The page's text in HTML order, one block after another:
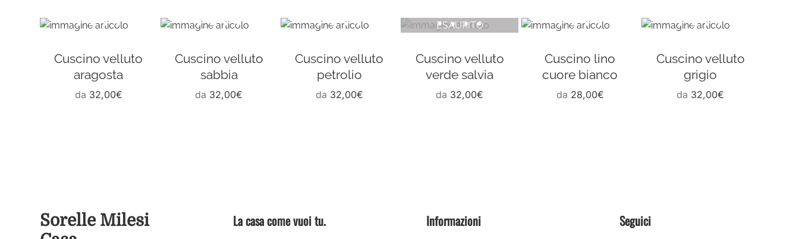
Cuscino velluto
aragosta
da 32,00€
Cuscino velluto
sabbia
da 32,00€
Cuscino velluto
petrolio
da 32,00€
ESAURITO
Cuscino velluto
verde salvia
da 32,00€
Cuscino lino
cuore bianco
da 28,00€
Cuscino velluto
grigio
da 32,00€
Sorelle Milesi
La casa come vuoi tu. Informazioni Seguici